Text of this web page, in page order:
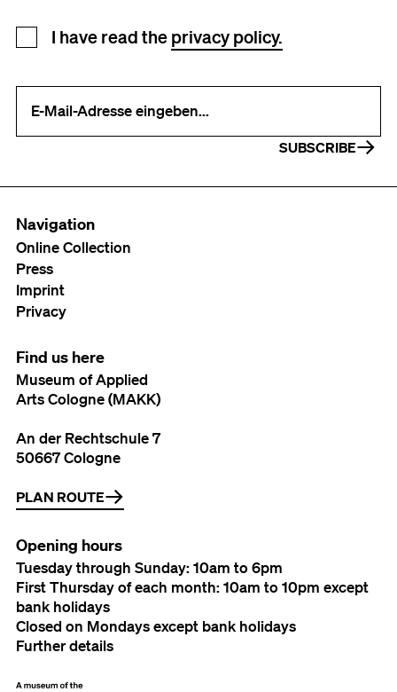
Newsletter registration
I have read the privacy policy.
SUBSCRIBE
Navigation
Online Collection
Press
Imprint
Privacy
Find us here
Museum of Applied
Arts Cologne (MAKK)
An der Rechtschule 7
50667 Cologne
PLAN ROUTE
Opening hours
Tuesday through Sunday: 10am to 6pm
First Thursday of each month: 10am to 10pm except
bank holidays
Closed on Mondays except bank holidays
Further details